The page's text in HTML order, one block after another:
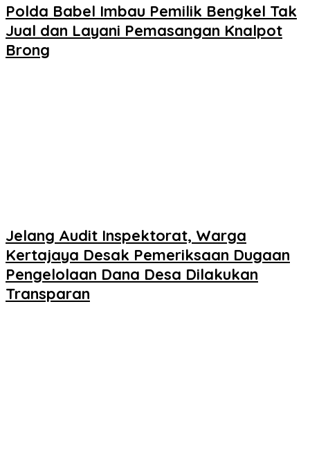
Polda Babel Imbau Pemilik Bengkel Tak
Jual dan Layani Pemasangan Knalpot
Brong
Jelang Audit Inspektorat, Warga
Kertajaya Desak Pemeriksaan Dugaan
Pengelolaan Dana Desa Dilakukan
Transparan